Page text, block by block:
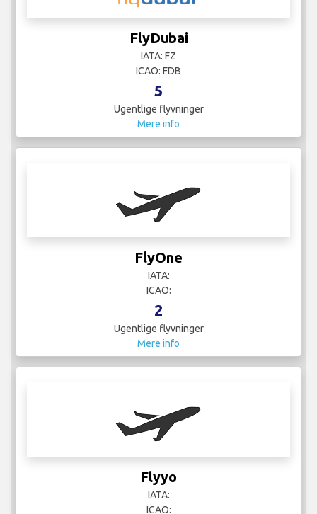
FlyDubai
IATA: FZ
ICAO: FDB
5
Ugentlige flyvninger
Mere info
FlyOne
IATA:
ICAO:
2
Ugentlige flyvninger
Mere info
Flyyo
IATA:
ICAO: